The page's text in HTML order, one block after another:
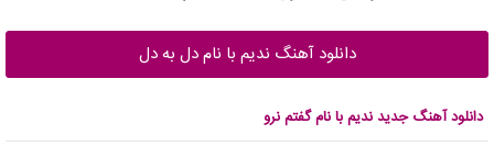
دانلود آهنگ ندیم با نام دل به دل
دانلود آهنگ جدید ندیم با نام گفتم نرو